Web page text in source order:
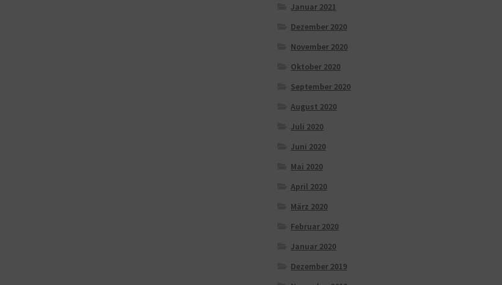
Januar 2021
Dezember 2020
November 2020
Oktober 2020
September 2020
August 2020
Juli 2020
Juni 2020
Mai 2020
April 2020
März 2020
Februar 2020
Januar 2020
Dezember 2019